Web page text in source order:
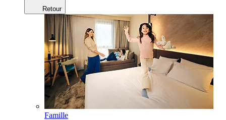
Retour
Famille